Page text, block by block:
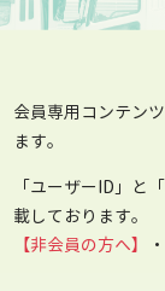
キ
会員専用コンテン
ます。
「ユーザーID」と
載しております。
【非会員の方へ】